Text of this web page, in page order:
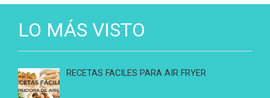
LO MÁS VISTO
RECETAS FACILES PARA AIR FRYER